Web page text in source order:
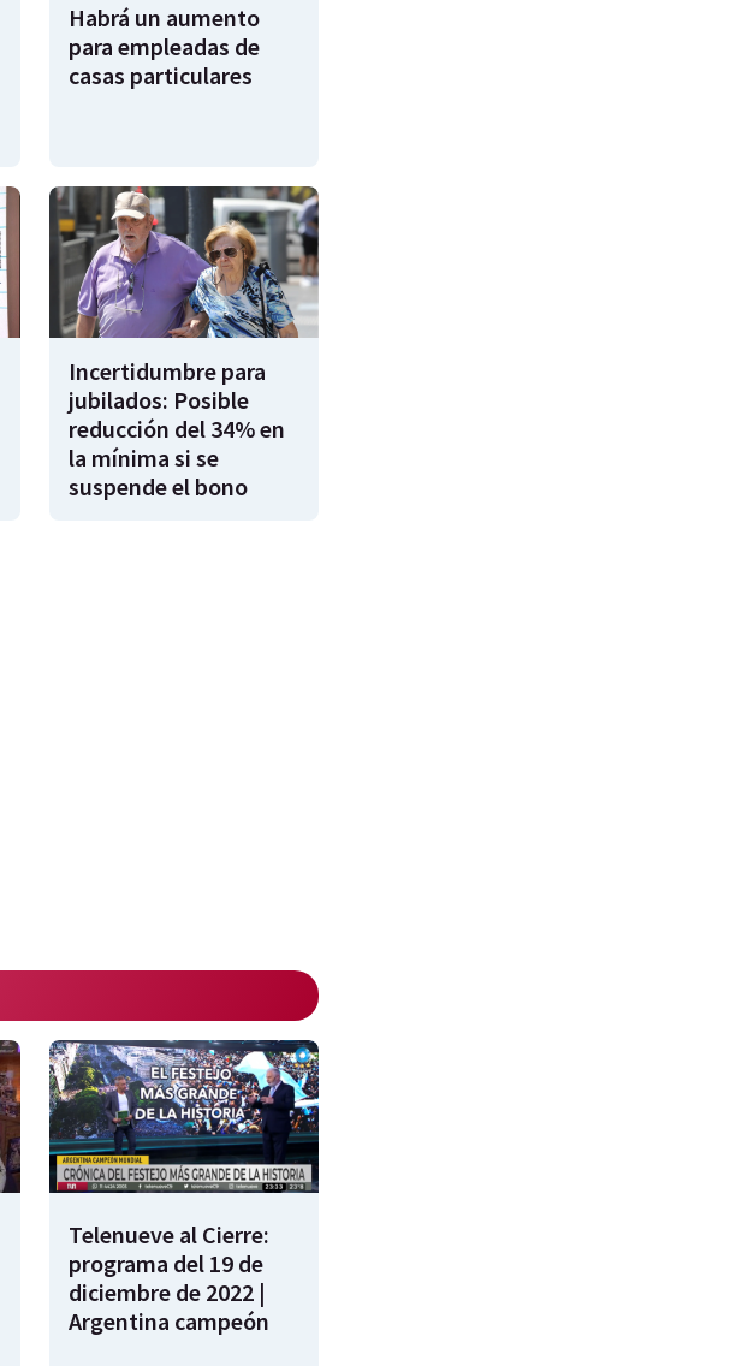
Habrá un aumento
para empleadas de
casas particulares
Incertidumbre para
jubilados: Posible
reducción del 34% en
la mínima si se
suspende el bono
Telenueve al Cierre:
programa del 19 de
diciembre de 2022 |
Argentina campeón